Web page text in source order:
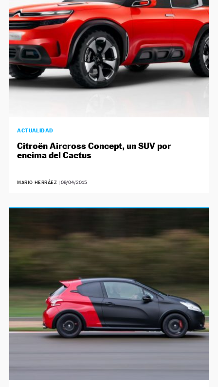
ACTUALIDAD
Citroën Aircross Concept, un SUV por
encima del Cactus
MARIO HERRÁEZ | 09/04/2015